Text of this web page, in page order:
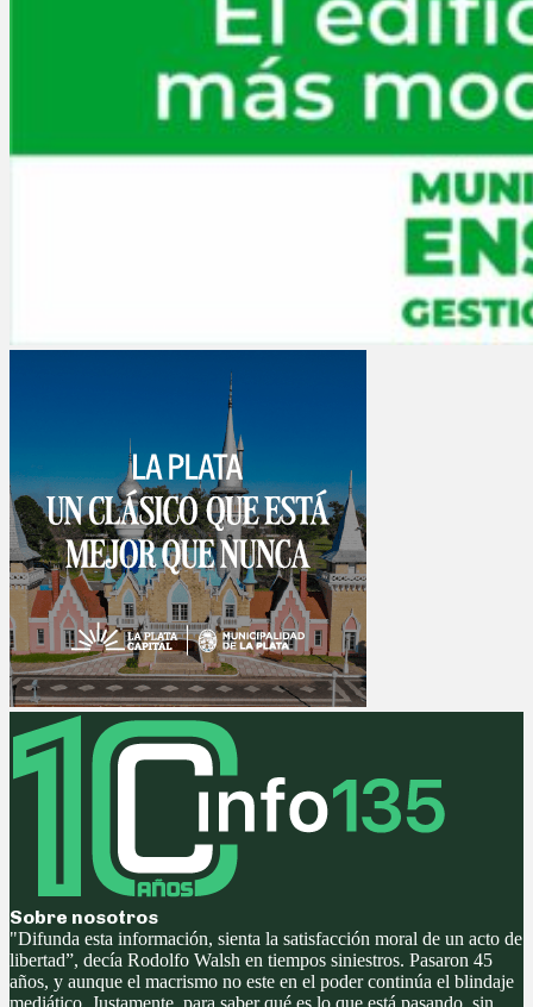
Sobre nosotros
"Difunda esta información, sienta la satisfacción moral de un acto de
libertad”, decía Rodolfo Walsh en tiempos siniestros. Pasaron 45
años, y aunque el macrismo no este en el poder continúa el blindaje
mediático. Justamente, para saber qué es lo que está pasando, sin